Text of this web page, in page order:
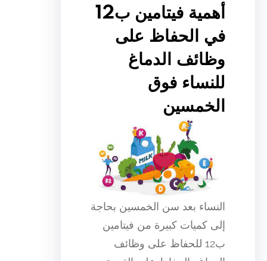
أهمية فيتامين ب12
في الحفاظ على
وظائف الدماغ
للنساء فوق
الخمسين
النساء بعد سن الخمسين بحاجة
إلى كميات كبيرة من فيتامين
ب12 للحفاظ على وظائف